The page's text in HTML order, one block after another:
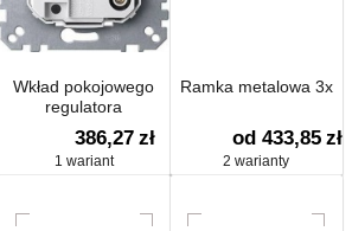
Wkład pokojowego
regulatora
temperatury
386,27 zł
1 wariant
Ramka metalowa 3x
od 433,85 zł
2 warianty